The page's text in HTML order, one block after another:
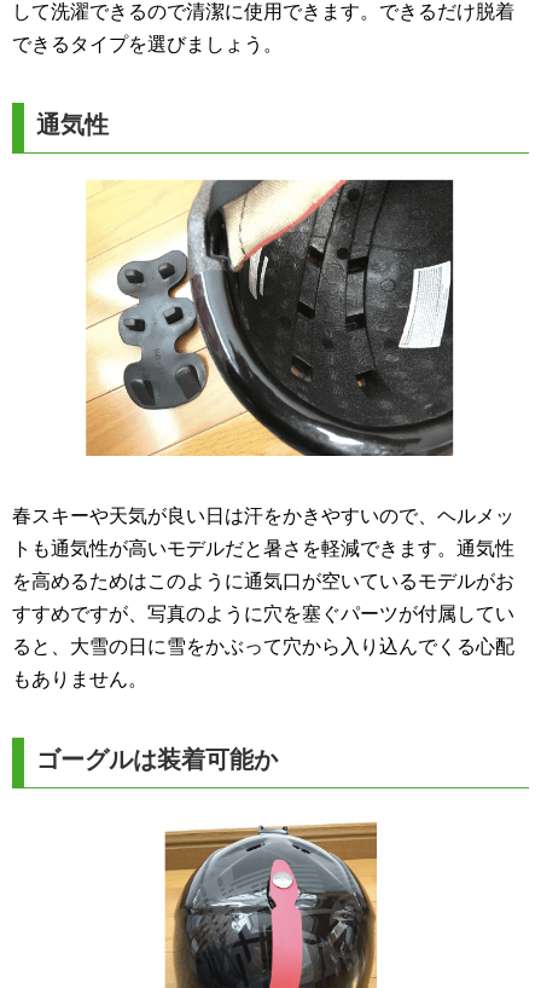
して洗濯できるので清潔に使用できます。できるだけ脱着
できるタイプを選びましょう。
通気性
春スキーや天気が良い日は汗をかきやすいので、ヘルメッ
トも通気性が高いモデルだと暑さを軽減できます。通気性
を高めるためはこのように通気口が空いているモデルがお
すすめですが、写真のように穴を塞ぐパーツが付属してい
ると、大雪の日に雪をかぶって穴から入り込んでくる心配
もありません。
ゴーグルは装着可能か